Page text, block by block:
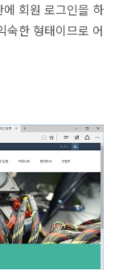
회원 로그인을 하
숙한 형태이므로 어